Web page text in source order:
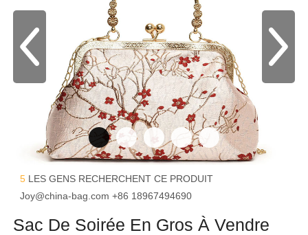
5 LES GENS RECHERCHENT CE PRODUIT
Joy@china-bag.com +86 18967494690
Sac De Soirée En Gros À Vendre